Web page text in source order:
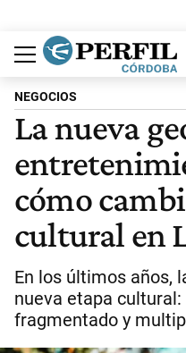
Política
Economía
Judiciales
Sociedad
Cultura
Espectáculos
Deportes
Protagonistas
NEGOCIOS
La nueva
cómo
cultural en
En los últimos años,
nueva etapa
fragmentado y